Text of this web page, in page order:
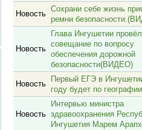
Новость
Сохрани себе жизнь
ремни
Новость
Глава Ингушетии
совещание по вопросу
обеспечения дорожной
безопасности(ВИДЕО)
Новость
Первый ЕГЭ в
году будет по географии
Новость
Интервью министра
здравоохранения
Ингушетия Марем